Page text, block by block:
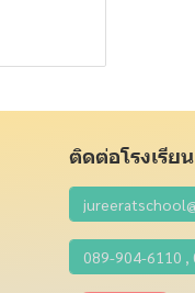
ติดต่อโรงเรียน